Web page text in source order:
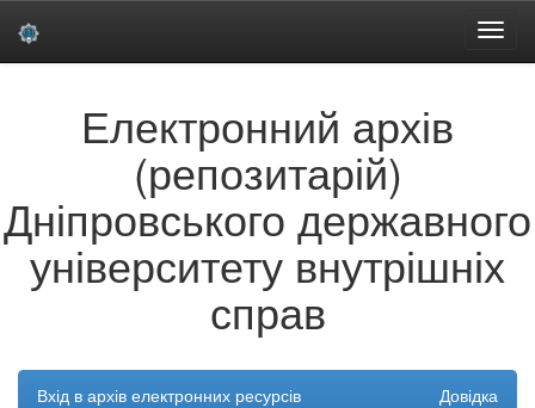
Електронний архів
(репозитарій)
Дніпровського державного
університету внутрішніх
справ
Вхід в архів електронних ресурсів Довідка